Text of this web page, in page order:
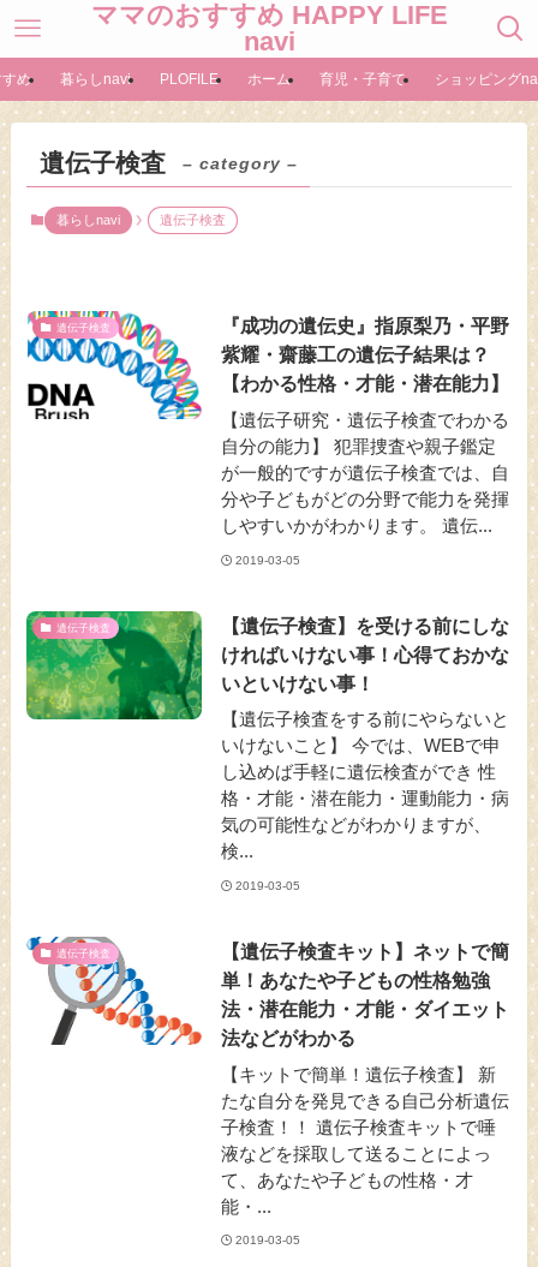
ママのおすすめ HAPPY LIFE
navi
め 暮らしnavi PLOFILE ホーム 育児・子育て ショッピング
遺伝子検査 – category –
暮らしnavi 遺伝子検査
遺伝子検査
『成功の遺伝史』指原梨乃・平野
紫耀・齋藤工の遺伝子結果は？
【わかる性格・才能・潜在能力】
【遺伝子研究・遺伝子検査でわかる
自分の能力】 犯罪捜査や親子鑑定
が一般的ですが遺伝子検査では、自
分や子どもがどの分野で能力を発揮
しやすいかがわかります。 遺伝...
2019-03-05
遺伝子検査
【遺伝子検査】を受ける前にしな
ければいけない事！心得ておかな
いといけない事！
【遺伝子検査をする前にやらないと
いけないこと】 今では、WEBで申
し込めば手軽に遺伝検査ができ 性
格・才能・潜在能力・運動能力・病
気の可能性などがわかりますが、
検...
2019-03-05
遺伝子検査
【遺伝子検査キット】ネットで簡
単！あなたや子どもの性格勉強
法・潜在能力・才能・ダイエット
法などがわかる
【キットで簡単！遺伝子検査】 新
たな自分を発見できる自己分析遺伝
子検査！！ 遺伝子検査キットで唾
液などを採取して送ることによっ
て、あなたや子どもの性格・才
能・...
2019-03-05